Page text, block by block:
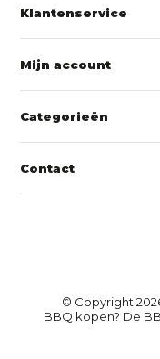
Klantenservice
Mijn account
Categorieën
Contact
© Copyright
BBQ kopen? De